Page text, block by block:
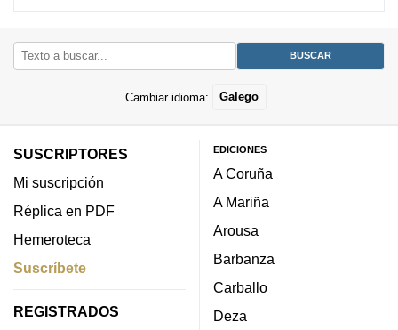
Cambiar idioma: Galego
SUSCRIPTORES
Mi suscripción
Réplica en PDF
Hemeroteca
Suscríbete
REGISTRADOS
EDICIONES
A Coruña
A Mariña
Arousa
Barbanza
Carballo
Deza